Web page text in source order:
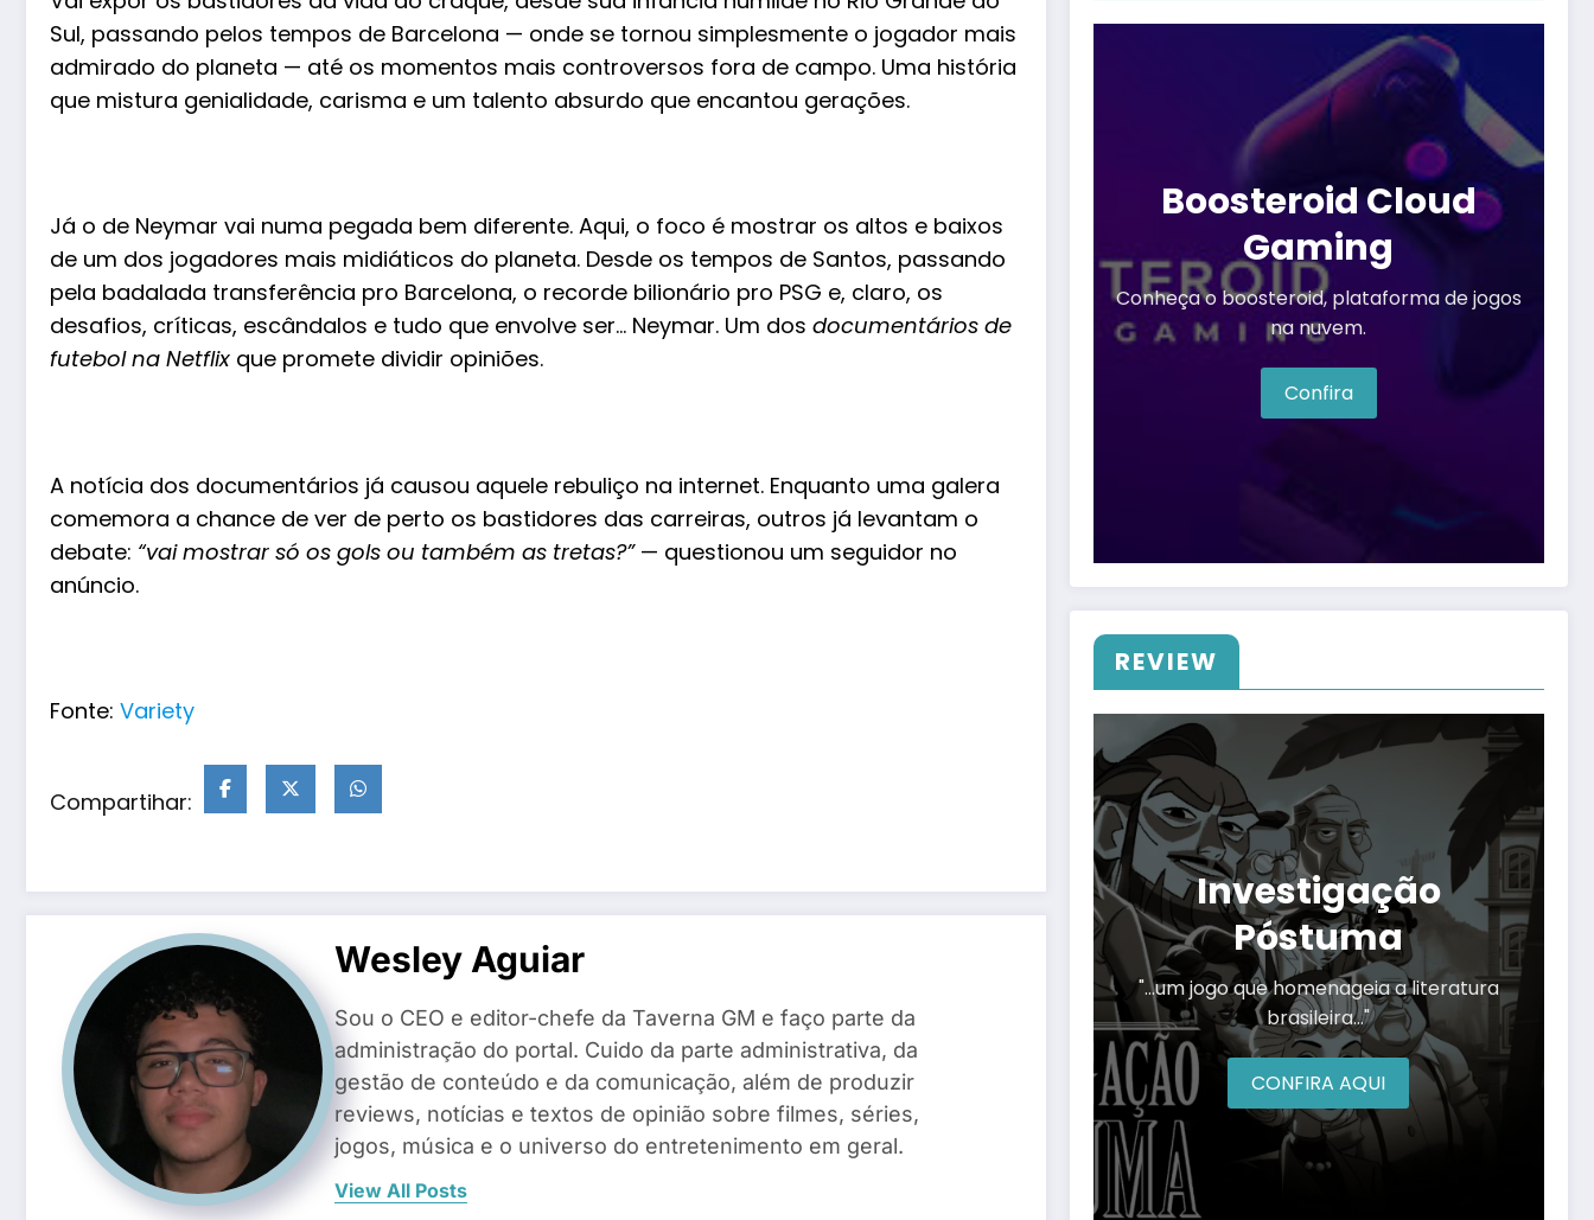
Sul, passando pelos tempos de Barcelona — onde se tornou simplesmente o jogador mais
admirado do planeta — até os momentos mais controversos fora de campo. Uma história
que mistura genialidade, carisma e um talento absurdo que encantou gerações.
Já o de Neymar vai numa pegada bem diferente. Aqui, o foco é mostrar os altos e baixos
de um dos jogadores mais midiáticos do planeta. Desde os tempos de Santos, passando
pela badalada transferência pro Barcelona, o recorde bilionário pro PSG e, claro, os
desafios, críticas, escândalos e tudo que envolve ser… Neymar. Um dos documentários de
futebol na Netflix que promete dividir opiniões.
A notícia dos documentários já causou aquele rebuliço na internet. Enquanto uma galera
comemora a chance de ver de perto os bastidores das carreiras, outros já levantam o
debate: “vai mostrar só os gols ou também as tretas?”— questionou um seguidor no
anúncio.
Fonte: Variety
Compartihar:
Wesley Aguiar
Sou o CEO e editor-chefe da Taverna GM e faço parte da
administração do portal. Cuido da parte administrativa, da
gestão de conteúdo e da comunicação, além de produzir
reviews, notícias e textos de opinião sobre filmes, séries,
jogos, música e o universo do entretenimento em geral.
View All Posts
Boosteroid Cloud
Gaming
Conheça o boosteroid, plataforma de jogos
na nuvem.
Confira
REVIEW
Investigação
Póstuma
"…um jogo que homenageia a literatura
brasileira…"
CONFIRA AQUI